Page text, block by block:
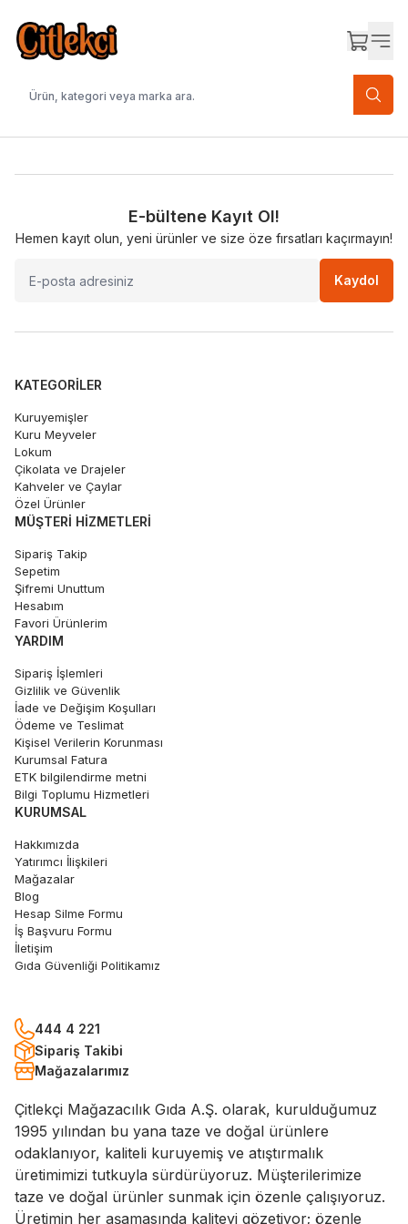
E-bültene Kayıt Ol!
Hemen kayıt olun, yeni ürünler ve size öze fırsatları kaçırmayın!
Kaydol
444 4 221
Sipariş Takibi
Mağazalarımız
Çitlekçi Mağazacılık Gıda A.Ş. olarak, kurulduğumuz
1995 yılından bu yana taze ve doğal ürünlere
odaklanıyor, kaliteli kuruyemiş ve atıştırmalık
üretimimizi tutkuyla sürdürüyoruz. Müşterilerimize
taze ve doğal ürünler sunmak için özenle çalışıyoruz.
Üretimin her aşamasında kaliteyi gözetiyor; özenle
KATEGORILER
Kuruyemişler
Kuru Meyveler
Lokum
Çikolata ve Drajeler
Kahveler ve Çaylar
Özel Ürünler
MÜŞTERI HIZMETLERI
Sipariş Takip
Sepetim
Şifremi Unuttum
Hesabım
Favori Ürünlerim
YARDIM
Sipariş İşlemleri
Gizlilik ve Güvenlik
İade ve Değişim Koşulları
Ödeme ve Teslimat
Kişisel Verilerin Korunması
Kurumsal Fatura
ETK bilgilendirme metni
Bilgi Toplumu Hizmetleri
KURUMSAL
Hakkımızda
Yatırımcı İlişkileri
Mağazalar
Blog
Hesap Silme Formu
İş Başvuru Formu
İletişim
Gıda Güvenliği Politikamız